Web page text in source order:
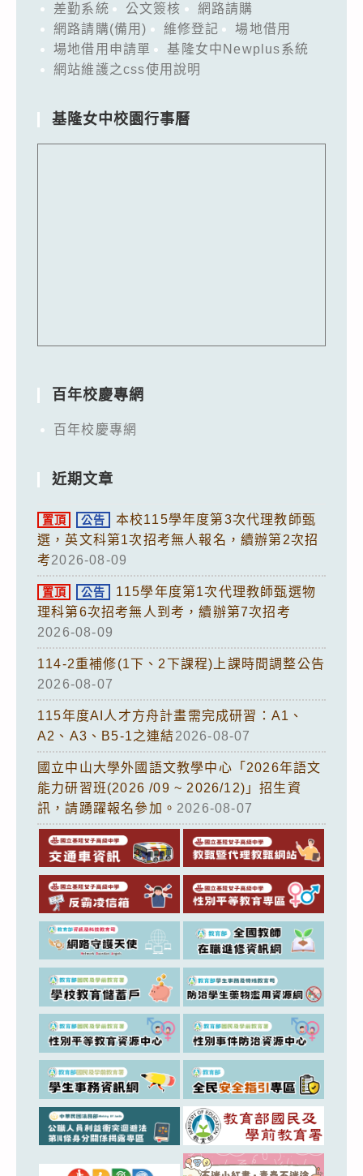
差勤系統 公文簽核
網路請購
網路請購(備用)
維修登記
場地借用
場地借用申請單
基隆女中Newplus系統
網站維護之css使用說明
基隆女中校園行事曆
百年校慶專網
百年校慶專網
近期文章
置頂 公告
本校115學年度第3次代理教師甄
選，英文科第1次招考無人報名，續辦第2次招
考2026-08-09
置頂 公告
115學年度第1次代理教師甄選物
理科第6次招考無人到考，續辦第7次招考
2026-08-09
114-2重補修(1下、2下課程)上課時間調整公告
2026-08-07
115年度AI人才方舟計畫需完成研習：A1、
A2、A3、B5-1之連結2026-08-07
國立中山大學外國語文教學中心「2026年語文
能力研習班(2026 /09 ~ 2026/12)」招生資
訊，請踴躍報名參加。 2026-08-07